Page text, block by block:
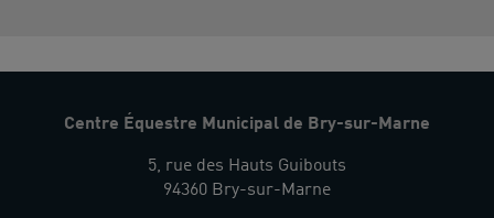
Centre Équestre Municipal de Bry-sur-Marne
5, rue des Hauts Guibouts
94360 Bry-sur-Marne